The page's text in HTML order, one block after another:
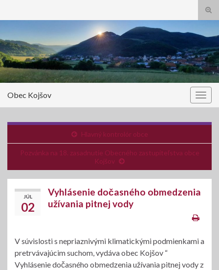
Obec Kojšov
Hlavný kontrolór obce
Pozvánka na 18. zasadnutie Obecného zastupiteľstva obce
Kojšov
JÚL
02
Vyhlásenie dočasného obmedzenia
užívania pitnej vody
V súvislosti s nepriaznivými klimatickými podmienkami a
pretrvávajúcim suchom, vydáva obec Kojšov “
Vyhlásenie dočasného obmedzenia užívania pitnej vody z